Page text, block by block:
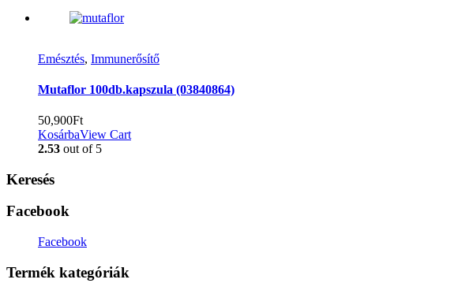
Emésztés, Immunerősítő
Mutaflor 100db.kapszula (03840864)
50,900Ft
KosárbaView Cart
2.53 out of 5
Keresés
Facebook
Facebook
Termék kategóriák